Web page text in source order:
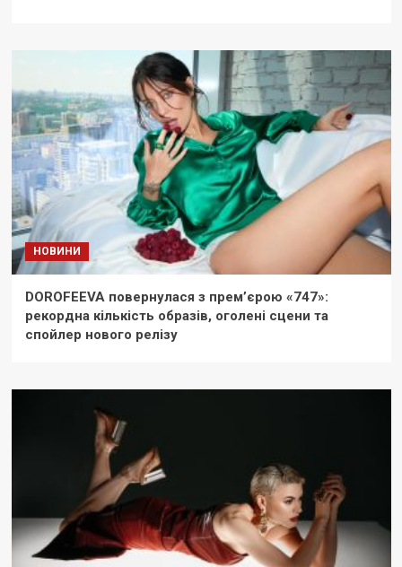
НОВИНИ
DOROFEEVA повернулася з прем’єрою «747»:
рекордна кількість образів, оголені сцени та
спойлер нового релізу